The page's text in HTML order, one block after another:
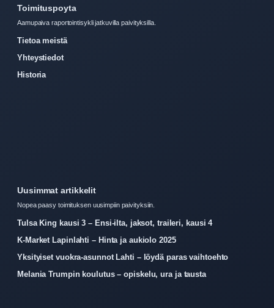
Toimituspoyta
Aamupaiva raportointisykli jatkuvilla paivityksilla.
Tietoa meistä
Yhteystiedot
Historia
Uusimmat artikkelit
Nopea paasy toimituksen uusimpiin paivityksiin.
Tulsa King kausi 3 – Ensi-ilta, jaksot, traileri, kausi 4
K-Market Lapinlahti – Hinta ja aukiolo 2025
Yksityiset vuokra-asunnot Lahti – löydä paras vaihtoehto
Melania Trumpin koulutus – opiskelu, ura ja tausta